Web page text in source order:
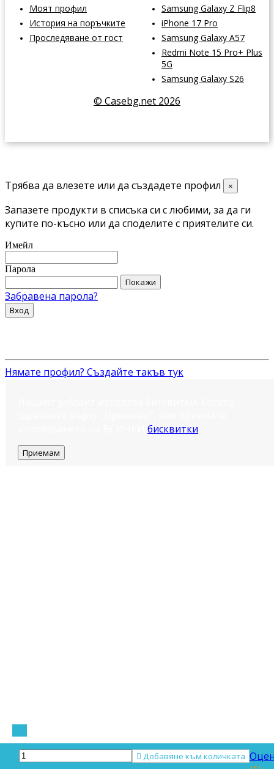
 Добавяне към количката
Моят профил
История на поръчките
Проследяване от гост
Samsung Galaxy Z Flip8
iPhone 17 Pro
Samsung Galaxy A57
Redmi Note 15 Pro+ Plus
5G
Samsung Galaxy S26
© Casebg.net 2026
Трябва да влезете или да създадете профил ×
Запазете продукти в списъка си с любими, за да ги
купите по-късно или да споделите с приятелите си.
Имейл
Парола
Покажи
Забравена парола?
Вход
Нямате профил? Създайте такъв тук
бисквитки
Приемам